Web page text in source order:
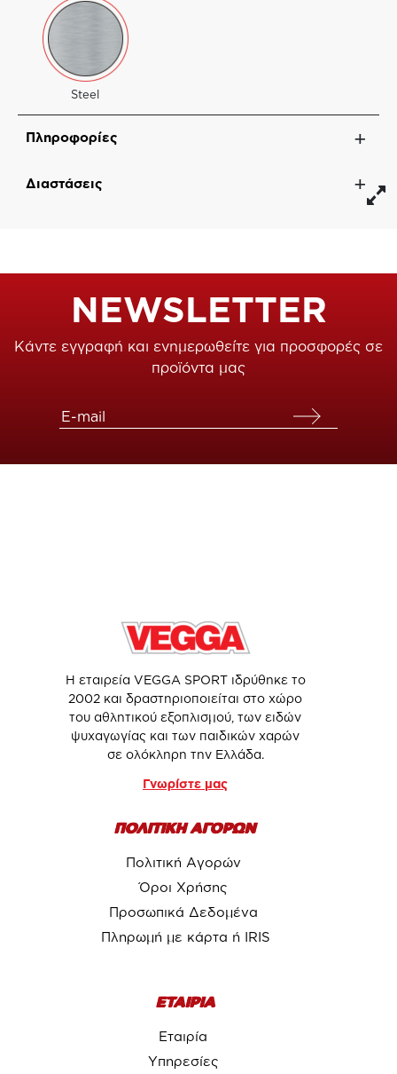
Steel
Πληροφορίες
Διαστάσεις
NEWSLETTER
Κάντε εγγραφή και ενημερωθείτε για προσφορές σε
προϊόντα μας
Η εταιρεία VEGGA SPORT ιδρύθηκε το
2002 και δραστηριοποιείται στο χώρο
του αθλητικού εξοπλισμού, των ειδών
ψυχαγωγίας και των παιδικών χαρών
σε ολόκληρη την Ελλάδα.
Γνωρίστε μας
ΠΟΛΙΤΙΚΗ ΑΓΟΡΩΝ
Πολιτική Αγορών
Όροι Χρήσης
Προσωπικά Δεδομένα
Πληρωμή με κάρτα ή IRIS
ΕΤΑΙΡΙΑ
Εταιρία
Υπηρεσίες